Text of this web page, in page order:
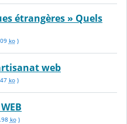
étrangères » Quels
ko)
web
ko)
ko)